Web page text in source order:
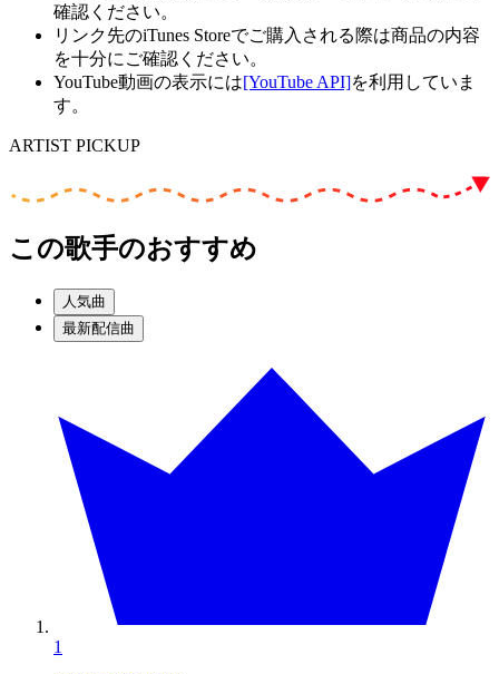
確認ください。
リンク先のiTunes Storeでご購入される際は商品の内容
を十分にご確認ください。
YouTube動画の表示には[YouTube API]を利用していま
す。
ARTIST PICKUP
この歌手のおすすめ
人気曲
最新配信曲
1